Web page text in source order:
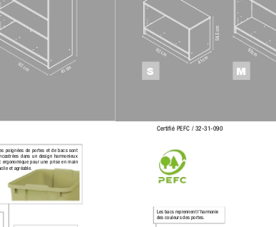
41cm
92cm
poignées de portes et de bacs sont
dans un design harmonieux
ergonomique pour une prise en main
et agréable.
41cm
54,5 cm
92cm 92cm
S M
Les bacs reprennent l’harmonie
des couleurs des portes.
Certiﬁé PEFC / 32-31-090